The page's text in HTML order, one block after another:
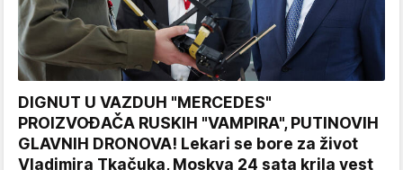
DIGNUT U VAZDUH "MERCEDES"
PROIZVOĐAČA RUSKIH "VAMPIRA", PUTINOVIH
GLAVNIH DRONOVA! Lekari se bore za život
Vladimira Tkačuka, Moskva 24 sata krila vest